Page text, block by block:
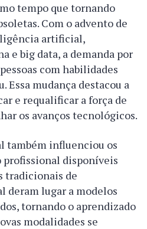
tempo que tornando
Com o advento de
artificial,
e big data, a demanda por
com habilidades
Essa mudança destacou a
e requalificar a força de
os avanços tecnológicos.
também influenciou os
disponíveis
tradicionais de
deram lugar a modelos
tornando o aprendizado
modalidades se